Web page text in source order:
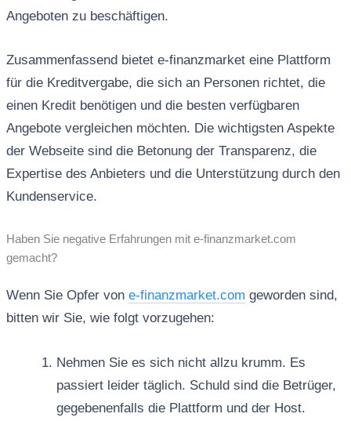
Angeboten zu beschäftigen.
Zusammenfassend bietet e-finanzmarket eine Plattform
für die Kreditvergabe, die sich an Personen richtet, die
einen Kredit benötigen und die besten verfügbaren
Angebote vergleichen möchten. Die wichtigsten Aspekte
der Webseite sind die Betonung der Transparenz, die
Expertise des Anbieters und die Unterstützung durch den
Kundenservice.
Haben Sie negative Erfahrungen mit e-finanzmarket.com
gemacht?
Wenn Sie Opfer von e-finanzmarket.com geworden sind,
bitten wir Sie, wie folgt vorzugehen:
Nehmen Sie es sich nicht allzu krumm. Es
passiert leider täglich. Schuld sind die Betrüger,
gegebenenfalls die Plattform und der Host.